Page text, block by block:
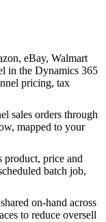
eBay, Walmart
in the Dynamics 365
pricing, tax
sales orders through
mapped to your
product, price and
batch job,
on-hand across
to reduce oversell